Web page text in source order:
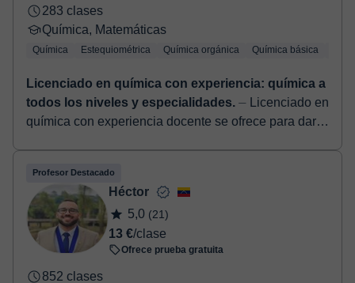
283 clases
Química, Matemáticas
Química Estequiométrica Química orgánica Química básica
Licenciado en química con experiencia: química a
todos los niveles y especialidades. ⏤ Licenciado en
química con experiencia docente se ofrece para dar
Profesor Destacado
Héctor
5,0 (21)
13 €/clase
Ofrece prueba gratuita
852 clases